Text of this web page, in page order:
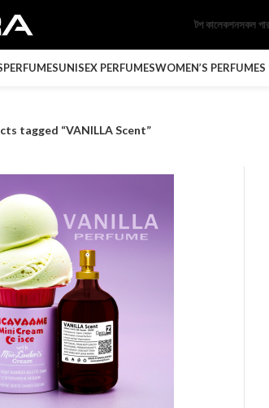
টপ কালেকশনসকল
PERFUMESUNISEX PERFUMESWOMEN’S PERFUMES
tagged “VANILLA Scent”